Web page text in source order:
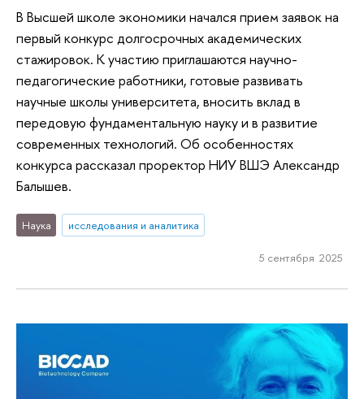
В Высшей школе экономики начался прием заявок на
первый конкурс долгосрочных академических
стажировок. К участию приглашаются научно-
педагогические работники, готовые развивать
научные школы университета, вносить вклад в
передовую фундаментальную науку и в развитие
современных технологий. Об особенностях
конкурса рассказал проректор НИУ ВШЭ Александр
Балышев.
Наука исследования и аналитика
5 сентября 2025